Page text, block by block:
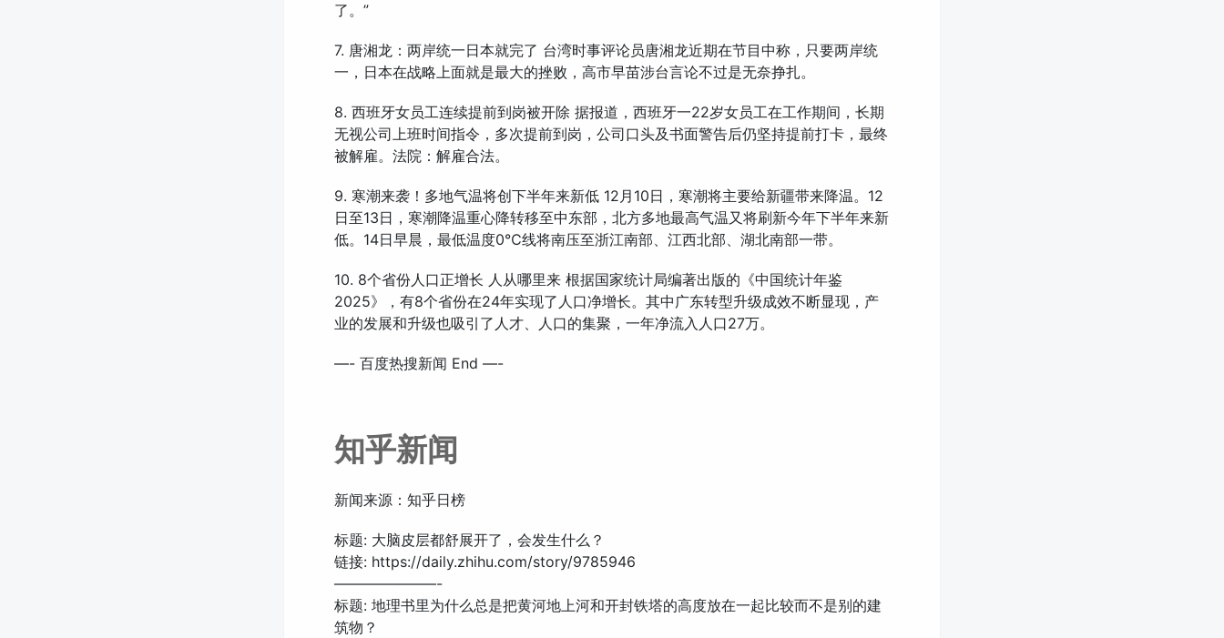
了。”
7. 唐湘龙：两岸统一日本就完了 台湾时事评论员唐湘龙近期在节目中称，只要两岸统
一，日本在战略上面就是最大的挫败，高市早苗涉台言论不过是无奈挣扎。
8. 西班牙女员工连续提前到岗被开除 据报道，西班牙一22岁女员工在工作期间，长期
无视公司上班时间指令，多次提前到岗，公司口头及书面警告后仍坚持提前打卡，最终
被解雇。法院：解雇合法。
9. 寒潮来袭！多地气温将创下半年来新低 12月10日，寒潮将主要给新疆带来降温。12
日至13日，寒潮降温重心降转移至中东部，北方多地最高气温又将刷新今年下半年来新
低。14日早晨，最低温度0℃线将南压至浙江南部、江西北部、湖北南部一带。
10. 8个省份人口正增长 人从哪里来 根据国家统计局编著出版的《中国统计年鉴
2025》，有8个省份在24年实现了人口净增长。其中广东转型升级成效不断显现，产
业的发展和升级也吸引了人才、人口的集聚，一年净流入人口27万。
—- 百度热搜新闻 End —-
知乎新闻
新闻来源：知乎日榜
标题: 大脑皮层都舒展开了，会发生什么？
链接: https://daily.zhihu.com/story/9785946
———————-
标题: 地理书里为什么总是把黄河地上河和开封铁塔的高度放在一起比较而不是别的建
筑物？